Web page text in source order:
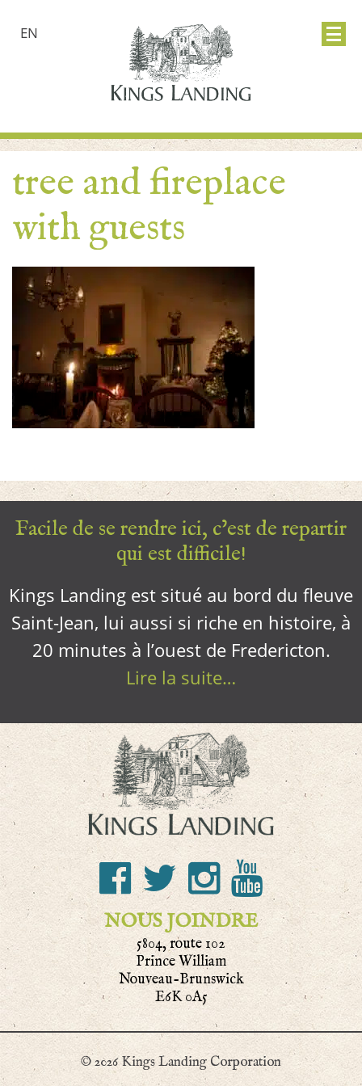
EN
tree and fireplace
with guests
Facile de se rendre ici, c’est de repartir
qui est difficile!
Kings Landing est situé au bord du fleuve
Saint-Jean, lui aussi si riche en histoire, à
20 minutes à l’ouest de Fredericton.
Lire la suite…
NOUS JOINDRE
5804, route 102
Prince William
Nouveau-Brunswick
E6K 0A5
© 2026 Kings Landing Corporation